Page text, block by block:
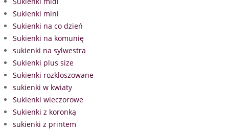
Sukienki mini
Sukienki na co dzień
Sukienki na komunię
sukienki na sylwestra
Sukienki plus size
Sukienki rozkloszowane
sukienki w kwiaty
Sukienki wieczorowe
Sukienki z koronką
sukienki z printem